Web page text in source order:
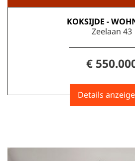
KOKSIJDE -
Zeelaan 43
€
Details